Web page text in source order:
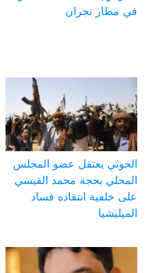
في مطار نجران
الحوثي يعتقل عضو المجلس
المحلي بحجة محمد القيسي
على خلفية انتقاده فساد
الميليشيا